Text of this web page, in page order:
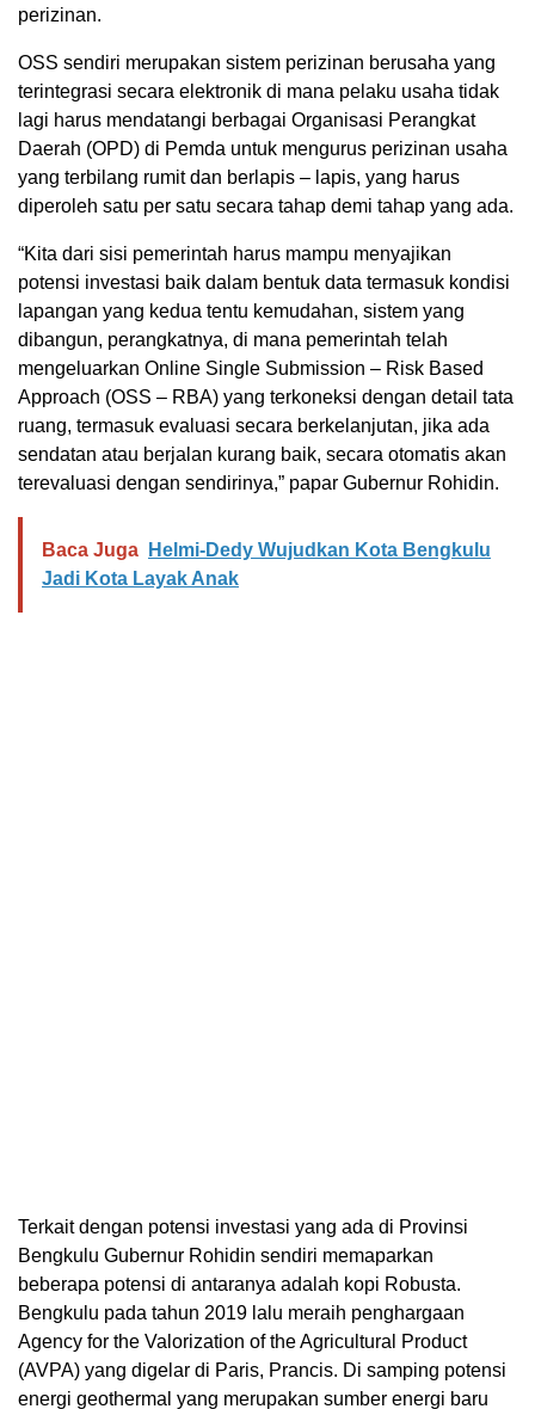
perizinan.
OSS sendiri merupakan sistem perizinan berusaha yang
terintegrasi secara elektronik di mana pelaku usaha tidak
lagi harus mendatangi berbagai Organisasi Perangkat
Daerah (OPD) di Pemda untuk mengurus perizinan usaha
yang terbilang rumit dan berlapis – lapis, yang harus
diperoleh satu per satu secara tahap demi tahap yang ada.
“Kita dari sisi pemerintah harus mampu menyajikan
potensi investasi baik dalam bentuk data termasuk kondisi
lapangan yang kedua tentu kemudahan, sistem yang
dibangun, perangkatnya, di mana pemerintah telah
mengeluarkan Online Single Submission – Risk Based
Approach (OSS – RBA) yang terkoneksi dengan detail tata
ruang, termasuk evaluasi secara berkelanjutan, jika ada
sendatan atau berjalan kurang baik, secara otomatis akan
terevaluasi dengan sendirinya,” papar Gubernur Rohidin.
Baca Juga
Helmi-Dedy Wujudkan Kota Bengkulu
Jadi Kota Layak Anak
Terkait dengan potensi investasi yang ada di Provinsi
Bengkulu Gubernur Rohidin sendiri memaparkan
beberapa potensi di antaranya adalah kopi Robusta.
Bengkulu pada tahun 2019 lalu meraih penghargaan
Agency for the Valorization of the Agricultural Product
(AVPA) yang digelar di Paris, Prancis. Di samping potensi
energi geothermal yang merupakan sumber energi baru